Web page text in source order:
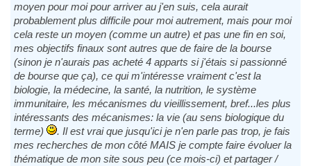
moyen pour moi pour arriver au j'en suis, cela aurait
probablement plus difficile pour moi autrement, mais pour moi
cela reste un moyen (comme un autre) et pas une fin en soi,
mes objectifs finaux sont autres que de faire de la bourse
(sinon je n'aurais pas acheté 4 apparts si j'étais si passionné
de bourse que ça), ce qui m'intéresse vraiment c'est la
biologie, la médecine, la santé, la nutrition, le système
immunitaire, les mécanismes du vieillissement, bref...les plus
intéressants des mécanismes: la vie (au sens biologique du
terme)
. Il est vrai que jusqu'ici je n'en parle pas trop, je fais
mes recherches de mon côté MAIS je compte faire évoluer la
thématique de mon site sous peu (ce mois-ci) et partager /